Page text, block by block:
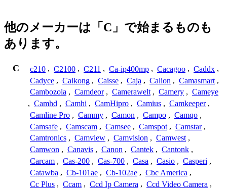
他のメーカーは「C」で始まるものも
あります。
C c210 , C2100 , C211 , Ca-ip400mp , Cacagoo , Caddx ,
Cadyce , Caikong , Caisse , Caja , Calion , Camasmart ,
Cambozola , Camdeor , Camerawelt , Camery , Cameye
, Camhd , Camhi , CamHipro , Camius , Camkeeper ,
Camline Pro , Cammy , Camon , Campo , Camqo ,
Camsafe , Camscam , Camsee , Camspot , Camstar ,
Camtronics , Camview , Camvision , Camwest ,
Camwon , Canavis , Canon , Cantek , Cantonk ,
Carcam , Cas-200 , Cas-700 , Casa , Casio , Casperi ,
Catawba , Cb-101ae , Cb-102ae , Cbc America ,
Cc Plus , Ccam , Ccd Ip Camera , Ccd Video Camera ,